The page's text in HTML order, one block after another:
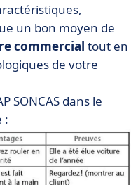
un bon moyen de
commercial tout en
de votre
SONCAS dans le
: